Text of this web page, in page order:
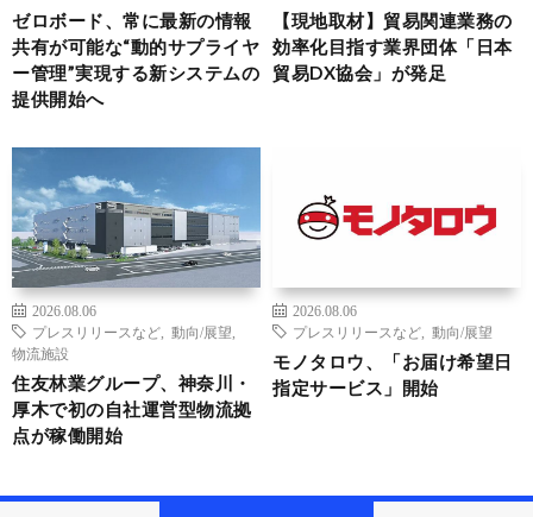
ゼロボード、常に最新の情報
共有が可能な“動的サプライヤ
ー管理”実現する新システムの
提供開始へ
【現地取材】貿易関連業務の
効率化目指す業界団体「日本
貿易DX協会」が発足
2026.08.06
プレスリリースなど
動向/展望
物流施設
住友林業グループ、神奈川・
厚木で初の自社運営型物流拠
点が稼働開始
2026.08.06
プレスリリースなど
動向/展望
モノタロウ、「お届け希望日
指定サービス」開始